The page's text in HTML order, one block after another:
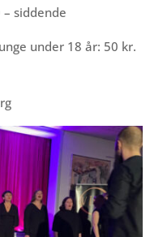
siddende
under 18 år: 50 kr.